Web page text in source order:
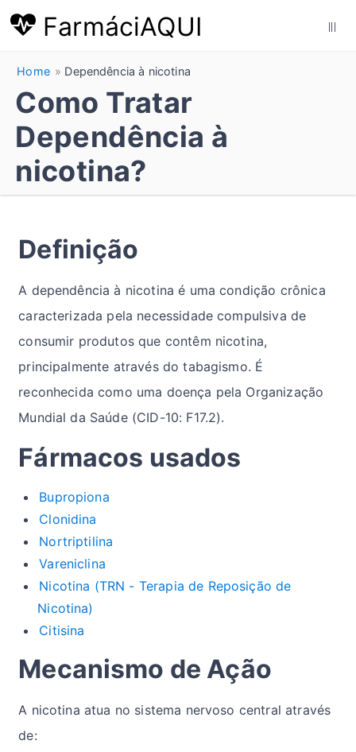
FarmáciAQUI
Home Dependência à nicotina
Como Tratar
Dependência à
nicotina?
Definição
A dependência à nicotina é uma condição crônica
caracterizada pela necessidade compulsiva de
consumir produtos que contêm nicotina,
principalmente através do tabagismo. É
reconhecida como uma doença pela Organização
Mundial da Saúde (CID-10: F17.2).
Fármacos usados
Bupropiona
Clonidina
Nortriptilina
Vareniclina
Nicotina (TRN - Terapia de Reposição de
Nicotina)
Citisina
Mecanismo de Ação
A nicotina atua no sistema nervoso central através
de: